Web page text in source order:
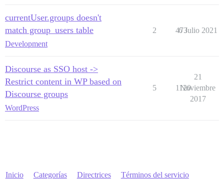
currentUser.groups doesn't
match group_users table
Development
2 473
6 Julio 2021
Discourse as SSO host ->
Restrict content in WP based on
Discourse groups
WordPress
5 1120
21
Noviembre
2017
Inicio Categorías Directrices Términos del servicio